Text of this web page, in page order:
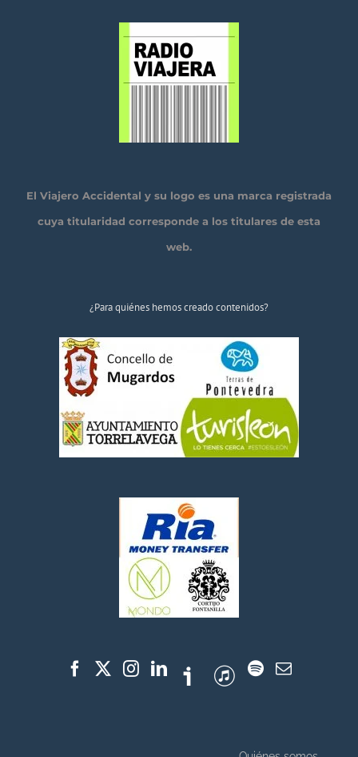
El Viajero Accidental y su logo es una marca registrada
cuya titularidad corresponde a los titulares de esta
web.
¿Para quiénes hemos creado contenidos?